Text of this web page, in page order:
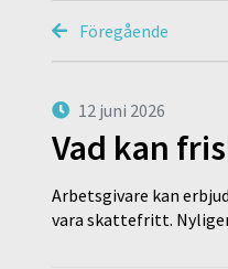
Föregående
12 juni 2026
Vad kan
Arbetsgivare kan
vara skattefritt.